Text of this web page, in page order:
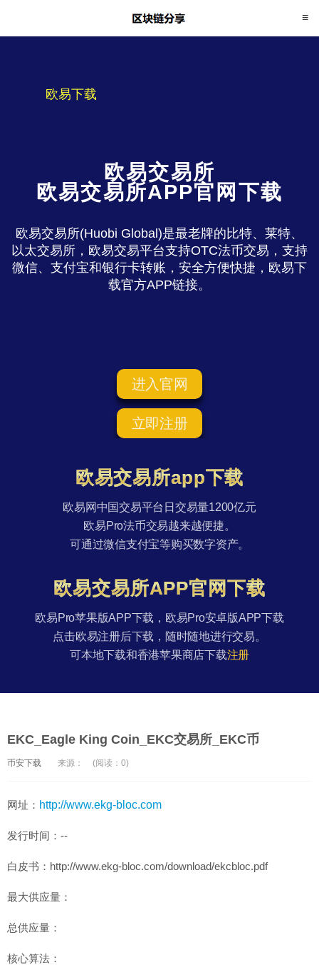
欧易下载
欧易交易所
欧易交易所APP官网下载
欧易交易所(Huobi Global)是最老牌的比特、莱特、
以太交易所，欧易交易平台支持OTC法币交易，支持
微信、支付宝和银行卡转账，安全方便快捷，欧易下
载官方APP链接。
进入官网
立即注册
欧易交易所app下载
欧易网中国交易平台日交易量1200亿元
欧易Pro法币交易越来越便捷。
可通过微信支付宝等购买数字资产。
欧易交易所APP官网下载
欧易Pro苹果版APP下载，欧易Pro安卓版APP下载
点击欧易注册后下载，随时随地进行交易。
可本地下载和香港苹果商店下载注册
EKC_Eagle King Coin_EKC交易所_EKC币
币安下载 来源： (阅读：0)
网址： http://www.ekg-bloc.com
发行时间：--
白皮书：http://www.ekg-bloc.com/download/ekcbloc.pdf
最大供应量：
总供应量：
核心算法：